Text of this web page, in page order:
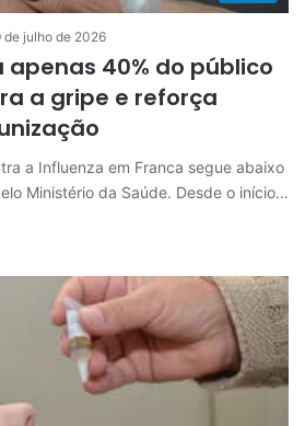
de julho de 2026
apenas 40% do público
a gripe e reforça
a Influenza em Franca segue abaixo
Ministério da Saúde. Desde o início…